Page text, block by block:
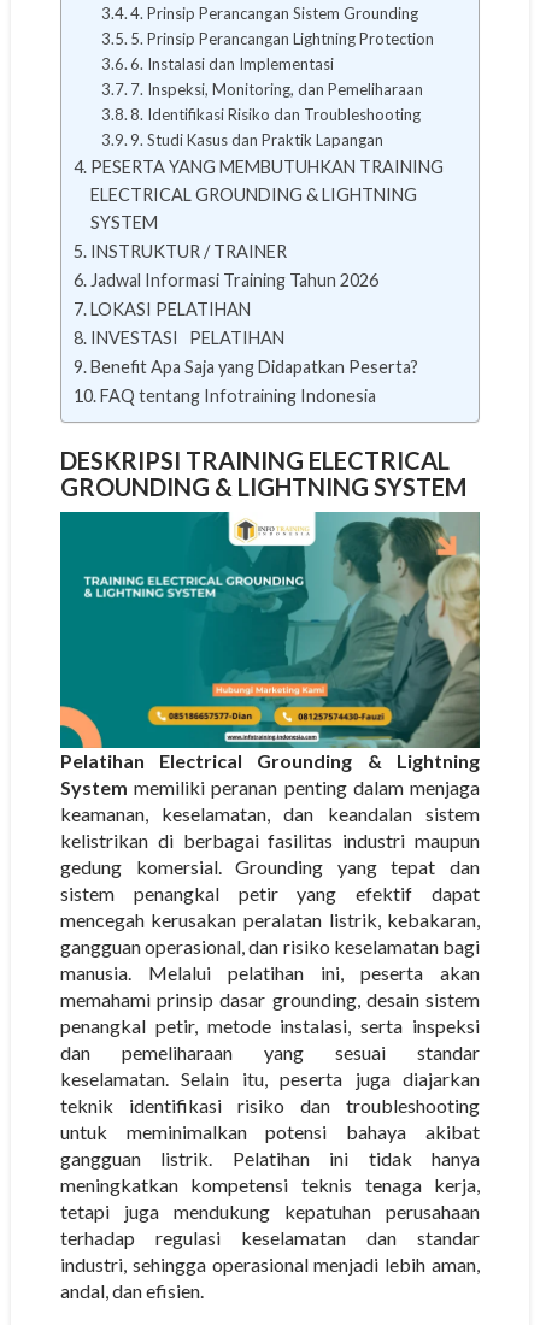
4. Prinsip Perancangan Sistem Grounding
5. Prinsip Perancangan Lightning Protection
6. Instalasi dan Implementasi
7. Inspeksi, Monitoring, dan Pemeliharaan
8. Identifikasi Risiko dan Troubleshooting
9. Studi Kasus dan Praktik Lapangan
PESERTA YANG MEMBUTUHKAN TRAINING
ELECTRICAL GROUNDING & LIGHTNING
SYSTEM
INSTRUKTUR / TRAINER
Jadwal Informasi Training Tahun 2026
LOKASI PELATIHAN
INVESTASI PELATIHAN
Benefit Apa Saja yang Didapatkan Peserta?
FAQ tentang Infotraining Indonesia
DESKRIPSI TRAINING ELECTRICAL
GROUNDING & LIGHTNING SYSTEM
Pelatihan Electrical Grounding & Lightning
System memiliki peranan penting dalam menjaga
keamanan, keselamatan, dan keandalan sistem
kelistrikan di berbagai fasilitas industri maupun
gedung komersial. Grounding yang tepat dan
sistem penangkal petir yang efektif dapat
mencegah kerusakan peralatan listrik, kebakaran,
gangguan operasional, dan risiko keselamatan bagi
manusia. Melalui pelatihan ini, peserta akan
memahami prinsip dasar grounding, desain sistem
penangkal petir, metode instalasi, serta inspeksi
dan pemeliharaan yang sesuai standar
keselamatan. Selain itu, peserta juga diajarkan
teknik identifikasi risiko dan troubleshooting
untuk meminimalkan potensi bahaya akibat
gangguan listrik. Pelatihan ini tidak hanya
meningkatkan kompetensi teknis tenaga kerja,
tetapi juga mendukung kepatuhan perusahaan
terhadap regulasi keselamatan dan standar
industri, sehingga operasional menjadi lebih aman,
andal, dan efisien.